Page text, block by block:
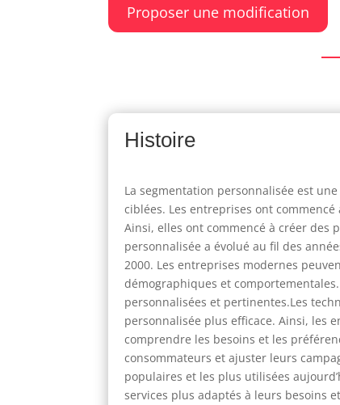
Proposer une modification
Histoire
La segmentation personnalisée est
ciblées. Les entreprises ont
Ainsi, elles ont commencé à créer des
personnalisée a évolué au fil des
2000. Les entreprises modernes
démographiques et
personnalisées et pertinentes.Les
personnalisée plus efficace. Ainsi, les
comprendre les besoins et les
consommateurs et ajuster leurs
populaires et les plus utilisées
services plus adaptés à leurs besoins